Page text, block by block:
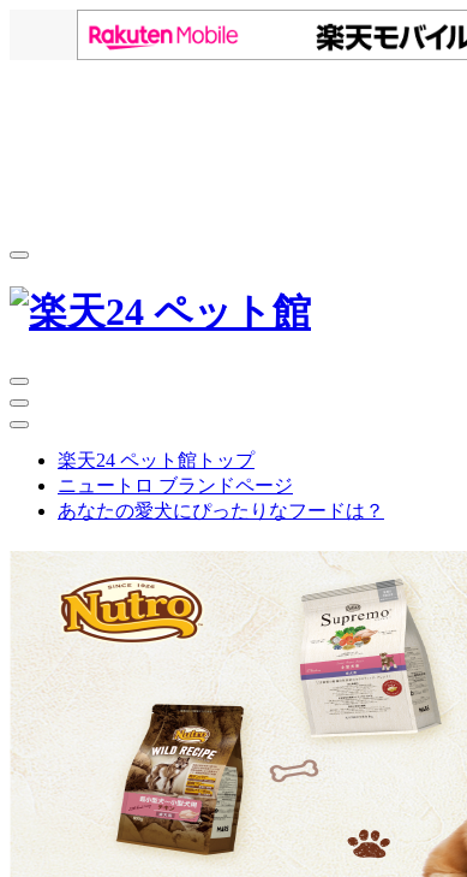
楽天24 ペット館トップ
ニュートロ ブランドページ
あなたの愛犬にぴったりなフードは？